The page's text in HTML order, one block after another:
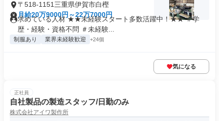
〒518-1151三重県伊賀市白樫
月給20万9000円～22万7000円
求めている人材 ★★未経験スタート多数活躍中！★★ ＃学
歴・経験・資格不問 ＃未経験...
制服あり 業界未経験歓迎 +24個
気になる
正社員
自社製品の製造スタッフ/日勤のみ
株式会社アイワ製作所